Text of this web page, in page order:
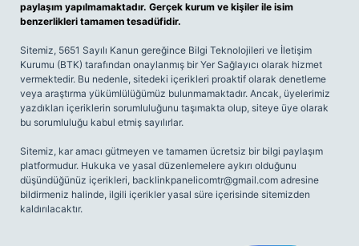
paylaşım yapılmamaktadır. Gerçek kurum ve kişiler ile isim
benzerlikleri tamamen tesadüfidir.
Sitemiz, 5651 Sayılı Kanun gereğince Bilgi Teknolojileri ve İletişim
Kurumu (BTK) tarafından onaylanmış bir Yer Sağlayıcı olarak hizmet
vermektedir. Bu nedenle, sitedeki içerikleri proaktif olarak denetleme
veya araştırma yükümlülüğümüz bulunmamaktadır. Ancak, üyelerimiz
yazdıkları içeriklerin sorumluluğunu taşımakta olup, siteye üye olarak
bu sorumluluğu kabul etmiş sayılırlar.
Sitemiz, kar amacı gütmeyen ve tamamen ücretsiz bir bilgi paylaşım
platformudur. Hukuka ve yasal düzenlemelere aykırı olduğunu
düşündüğünüz içerikleri, backlinkpanelicomtr@gmail.com adresine
bildirmeniz halinde, ilgili içerikler yasal süre içerisinde sitemizden
kaldırılacaktır.